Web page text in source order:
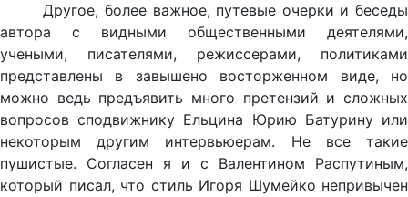
Другое, более важное, путевые очерки и беседы
автора с видными общественными деятелями,
учеными, писателями, режиссерами, политиками
представлены в завышено восторженном виде, но
можно ведь предъявить много претензий и сложных
вопросов сподвижнику Ельцина Юрию Батурину или
некоторым другим интервьюерам. Не все такие
пушистые. Согласен я и с Валентином Распутиным,
который писал, что стиль Игоря Шумейко непривычен